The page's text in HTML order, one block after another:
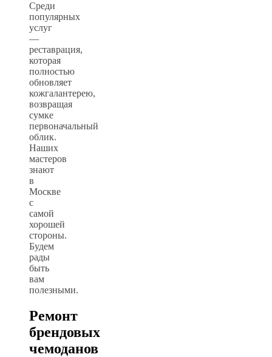
Среди
популярных
услуг
—
реставрация,
которая
полностью
обновляет
кожгалантерею,
возвращая
сумке
первоначальный
облик.
Наших
мастеров
знают
в
Москве
с
самой
хорошей
стороны.
Будем
рады
быть
вам
полезными.
Ремонт
брендовых
чемоданов